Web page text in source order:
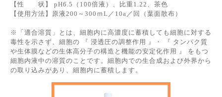
【性 状】 pH6.5（100倍液）、比重1.22、茶色
【使用方法】原液200～300ｍL／10a／回（葉面散布）
※「適合溶質」とは、細胞内に高濃度に蓄積しても細胞に対する
毒性を示さず、細胞の 『 浸透圧の調整作用 』・ 『 タンパク質
や生体膜などの生体高分子の構造と機能の安定化作用 』 をもつ
細胞内液中の溶質のことです。細胞内での生合成および外界から
の取り込みがあり、細胞内に蓄積します。